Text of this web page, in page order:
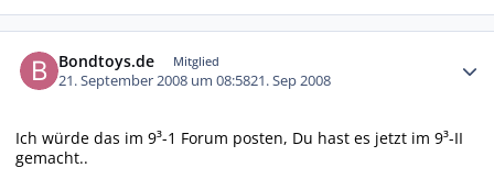
Bondtoys.de Mitglied
21. September 2008 um 08:5821. Sep 2008
Ich würde das im 9³-1 Forum posten, Du hast es jetzt im 9³-II
gemacht..